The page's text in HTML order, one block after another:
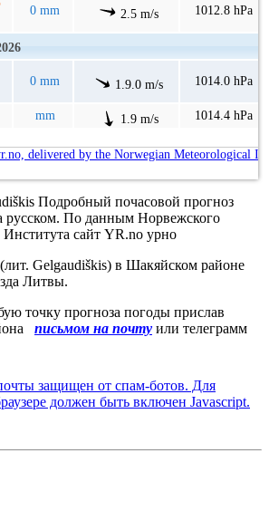
0 mm 2.5 m/s 1012.8 hPa
0 mm 1.9.0 m/s 1014.0 hPa
mm 1.9 m/s 1014.4 hPa
delivered by the Norwegian Meteorological
Подробный почасовой прогноз
русском. По данным Норвежского
сайт YR.no урно
Gelgaudiškis) в Шакяйском районе
Литвы.
точку прогноза погоды прислав
письмом на почту или телеграмм
защищен от спам-ботов. Для
должен быть включен Javascript.